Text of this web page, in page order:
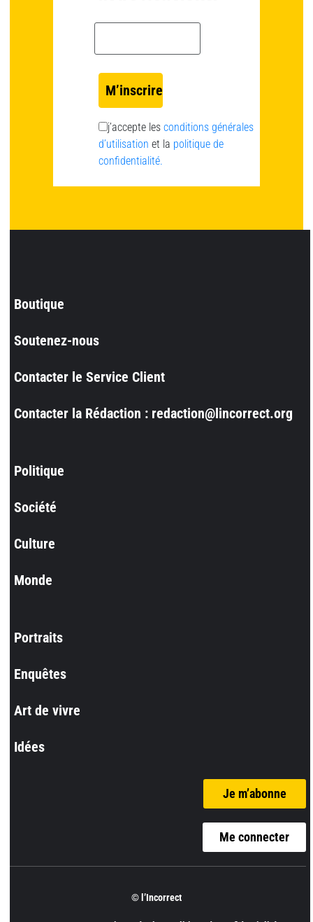
j’accepte les conditions générales
d’utilisation et la politique de
confidentialité.
Boutique
Soutenez-nous
Contacter le Service Client
Contacter la Rédaction : redaction@lincorrect.org
Politique
Société
Culture
Monde
Portraits
Enquêtes
Art de vivre
Idées
Je m’abonne
Me connecter
© l’Incorrect